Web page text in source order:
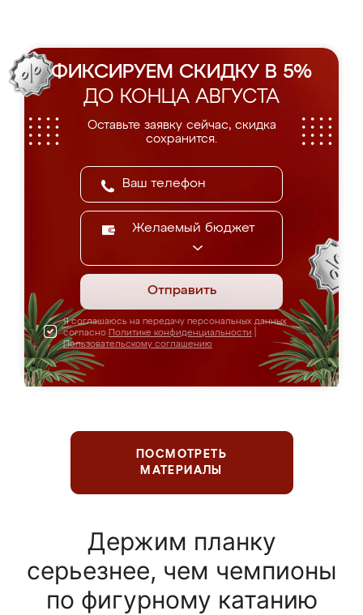
ФИКСИРУЕМ СКИДКУ В 5%
ДО КОНЦА АВГУСТА
Оставьте заявку сейчас, скидка
сохранится.
Желаемый бюджет
Отправить
Я соглашаюсь на передачу персональных данных
согласно Политике конфиденциальности
Пользовательскому соглашению
ПОСМОТРЕТЬ
МАТЕРИАЛЫ
Держим планку
серьезнее, чем чемпионы
по фигурному катанию